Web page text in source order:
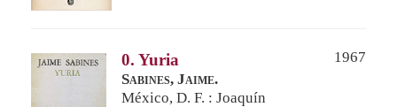
0. Yuria
1967
Sabines, Jaime.
México, D. F. : Joaquín